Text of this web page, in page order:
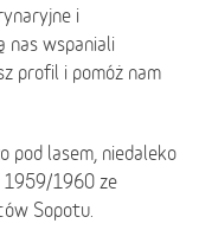
i
nas wspaniali
profil i pomóż nam
pod lasem, niedaleko
1959/1960 ze
Sopotu.